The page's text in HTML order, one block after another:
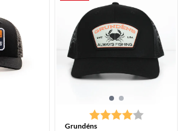
Karakter: 4.0 av 5
Grundéns